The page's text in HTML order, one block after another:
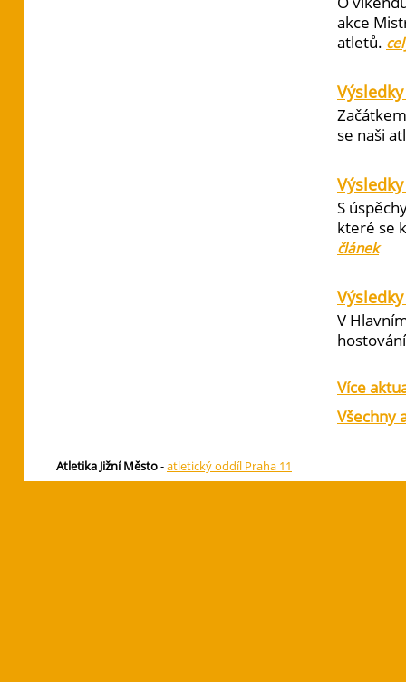
akce
atletů.
se naši
S
které se
článek
V
Více
Všechny
Atletika Jižní Město-atletický oddíl Praha 11